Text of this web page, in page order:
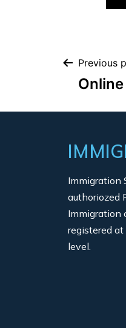
Previous
Immigration
authoriozed
Immigration
registered
level.